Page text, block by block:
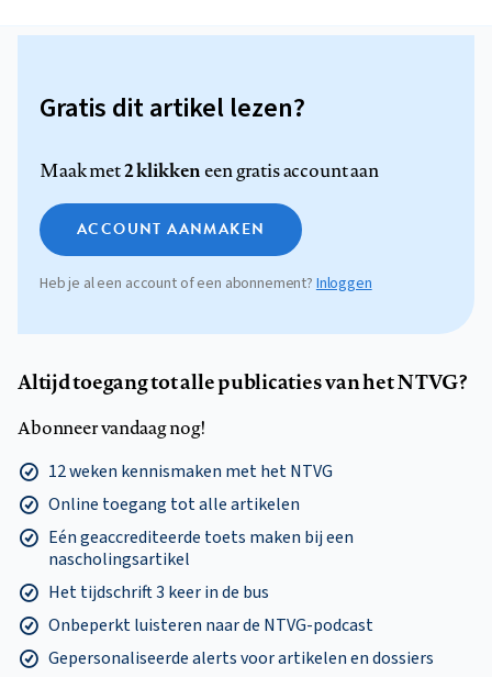
Gratis dit artikel lezen?
Maak met2 klikkeneen gratis account aan
ACCOUNT AANMAKEN
Heb je al een account of een abonnement? Inloggen
Altijd toegang tot alle publicaties van het NTVG?
Abonneer vandaag nog!
12 weken kennismaken met het NTVG
Online toegang tot alle artikelen
Eén geaccrediteerde toets maken bij een
nascholingsartikel
Het tijdschrift 3 keer in de bus
Onbeperkt luisteren naar de NTVG-podcast
Gepersonaliseerde alerts voor artikelen en dossiers